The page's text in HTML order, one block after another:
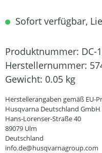
Sofort verfügbar,
Produktnummer: DC-
Herstellernummer:
Gewicht: 0.05 kg
Herstellerangaben gemäß EU-
Husqvarna Deutschland GmbH
Hans-Lorenser-Straße 40
89079 Ulm
Deutschland
info.de@husqvarnagroup.com